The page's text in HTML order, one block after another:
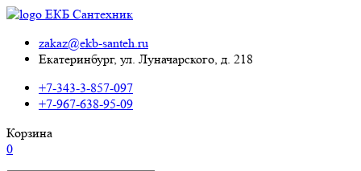
zakaz@ekb-santeh.ru
Екатеринбург, ул. Луначарского, д. 218
+7-343-3-857-097
+7-967-638-95-09
Корзина
0